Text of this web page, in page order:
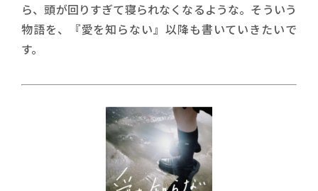
ら、頭が回りすぎて寝られなくなるような。そういう
物語を、『愛を知らない』以降も書いていきたいで
す。